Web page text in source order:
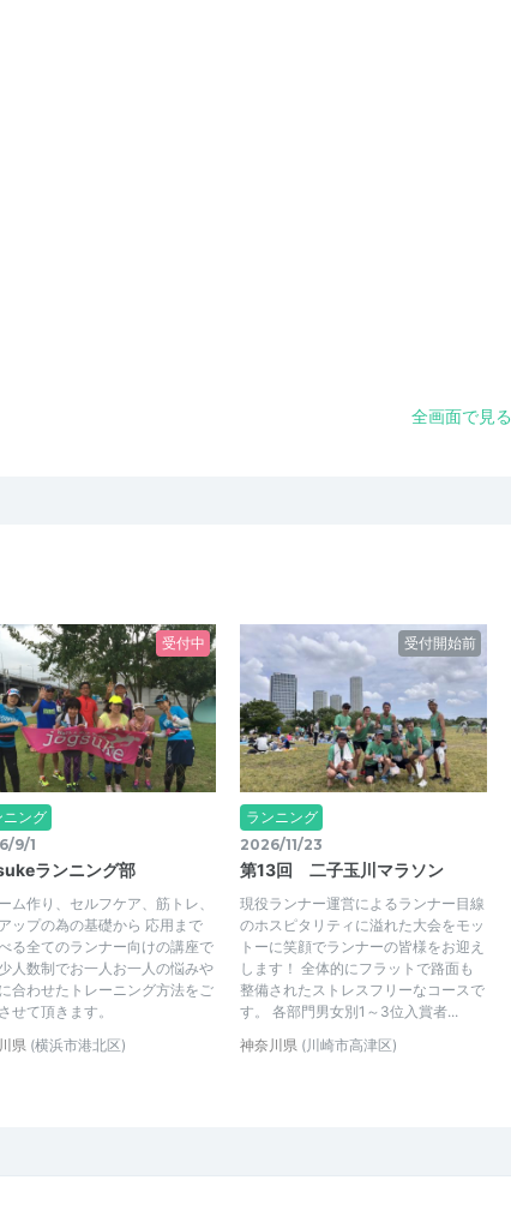
全画面で見る
受付中
ニング
9/1
ランニング部
ム作り、セルフケア、筋トレ、
ップの為の基礎から 応用まで
る全てのランナー向けの講座で
人数制でお一人お一人の悩みや
合わせたトレーニング方法をご
せて頂きます。
県 (横浜市港北区)
受付開始前
ランニング
2026/11/23
第13回 二子玉川マラソン
現役ランナー運営によるランナー目線
のホスピタリティに溢れた大会をモッ
トーに笑顔でランナーの皆様をお迎え
します！ 全体的にフラットで路面も
整備されたストレスフリーなコースで
す。 各部門男女別1～3位入賞者...
神奈川県 (川崎市高津区)